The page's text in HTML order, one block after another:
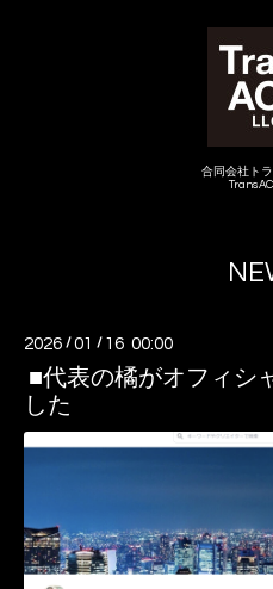
合同会社ト
2026 /01 / 16 00:00
■代表の橘がオフィシ
した